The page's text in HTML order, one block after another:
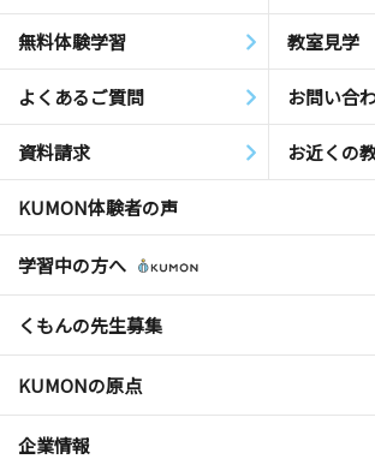
無料体験学習 教室見学
よくあるご質問 お問い合
資料請求 お近くの
KUMON体験者の声
学習中の方へ
くもんの先生募集
KUMONの原点
企業情報